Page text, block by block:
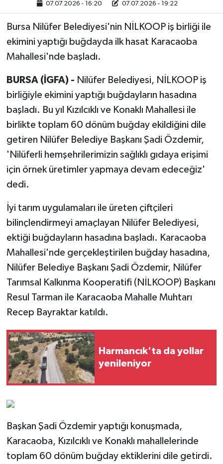
07.07.2026 - 16:20 07.07.2026 - 19:22
Bursa Nilüfer Belediyesi'nin NİLKOOP iş birliği ile
ekimini yaptığı buğdayda ilk hasat Karacaoba
Mahallesi'nde başladı.
BURSA (İGFA) - Nilüfer Belediyesi, NİLKOOP iş
birliğiyle ekimini yaptığı buğdayların hasadına
başladı. Bu yıl Kızılcıklı ve Konaklı Mahallesi ile
birlikte toplam 60 dönüm buğday ekildiğini dile
getiren Nilüfer Belediye Başkanı Şadi Özdemir,
'Nilüferli hemşehrilerimizin sağlıklı gıdaya erişimi
için örnek üretimler yapmaya devam edeceğiz'
dedi.
İyi tarım uygulamaları ile üreten çiftçileri
bilinçlendirmeyi amaçlayan Nilüfer Belediyesi,
ektiği buğdayların hasadına başladı. Karacaoba
Mahallesi'nde gerçekleştirilen buğday hasadına,
Nilüfer Belediye Başkanı Şadi Özdemir, Nilüfer
Tarımsal Kalkınma Kooperatifi (NİLKOOP) Başkanı
Resul Tarman ile Karacaoba Mahalle Muhtarı
Recep Bayraktar katıldı.
Harmancık'ta da yollar
yenileniyor
Başkan Şadi Özdemir yaptığı konuşmada,
Karacaoba, Kızılcıklı ve Konaklı mahallelerinde
toplam 60 dönüm buğday ektiklerini dile getirdi.